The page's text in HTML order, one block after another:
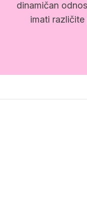
dinamičan
imati